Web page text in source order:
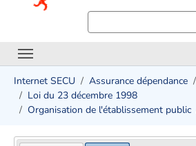
Internet SECU Assurance dépendance
Loi du 23 décembre 1998
Organisation de l'établissement public